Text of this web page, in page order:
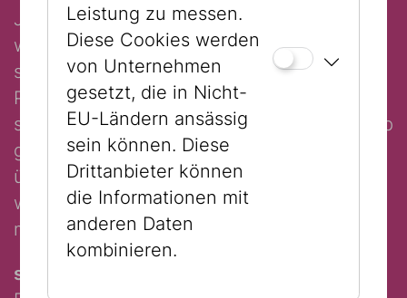
Jugendlichen in der Hitlerjugend: “Jupp
wurde zu einem strammen Hitlerjungen”. Er
schildert das Zerrissen-Sein in zwei
Persönlichkeiten drastisch und
schonungslos offen: “Sally hat sich vor Jupp
gefürchtet. Er war sein Todfeind! Um zu
überleben musste Sally sein eigener Feind
werden” und “Jupp, der Nazi hat mich nie
mehr verlassen”.
synoptisches portrait
Leistung zu messen.
Diese Cookies werden
von Unternehmen
gesetzt, die in Nicht-
EU-Ländern ansässig
sein können. Diese
Drittanbieter können
die Informationen mit
anderen Daten
kombinieren.